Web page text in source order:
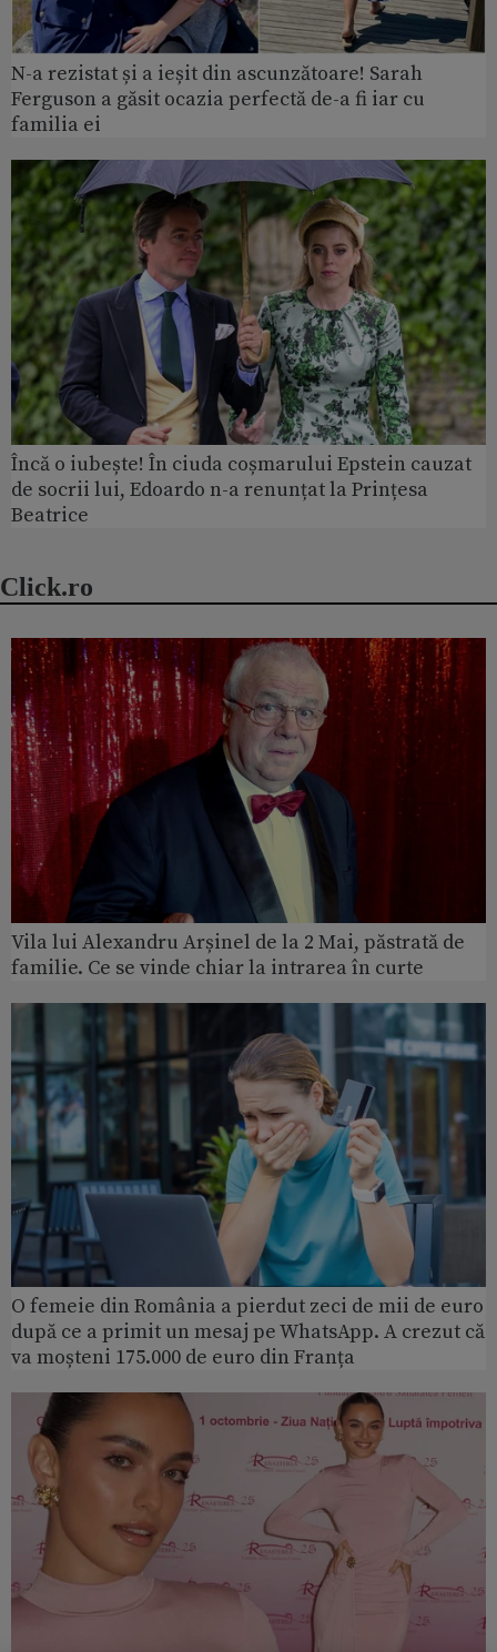
N-a rezistat și a ieșit din ascunzătoare! Sarah
Ferguson a găsit ocazia perfectă de-a fi iar cu
familia ei
Încă o iubește! În ciuda coșmarului Epstein cauzat
de socrii lui, Edoardo n-a renunțat la Prințesa
Beatrice
Click.ro
Vila lui Alexandru Arșinel de la 2 Mai, păstrată de
familie. Ce se vinde chiar la intrarea în curte
O femeie din România a pierdut zeci de mii de euro
după ce a primit un mesaj pe WhatsApp. A crezut că
va moșteni 175.000 de euro din Franța